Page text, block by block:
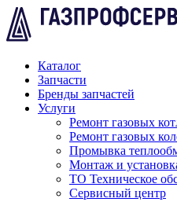
Каталог
Запчасти
Бренды запчастей
Услуги
Ремонт газовых
Ремонт газовых
Промывка
Монтаж и
ТО Техническое
Сервисный центр